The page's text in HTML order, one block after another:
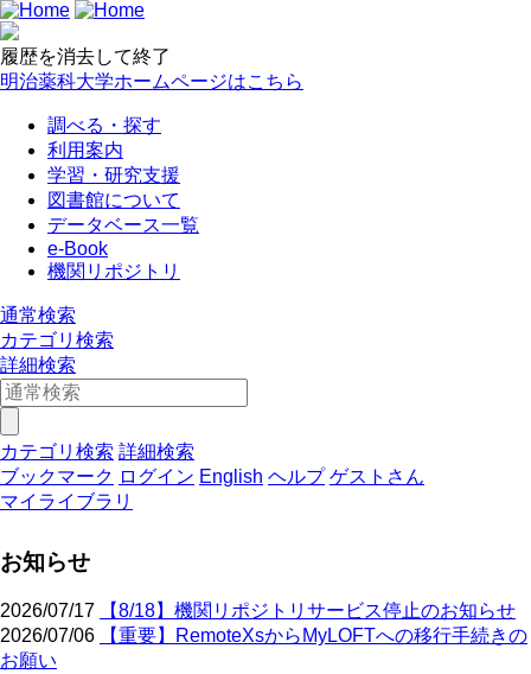
履歴を消去して終了
明治薬科大学ホームページはこちら
調べる・探す
利用案内
学習・研究支援
図書館について
データベース一覧
e-Book
機関リポジトリ
通常検索
カテゴリ検索
詳細検索
カテゴリ検索 詳細検索
ブックマーク ログイン English ヘルプ ゲストさん
マイライブラリ
お知らせ
2026/07/17
【8/18】機関リポジトリサービス停止のお知らせ
2026/07/06
【重要】RemoteXsからMyLOFTへの移行手続きの
お願い